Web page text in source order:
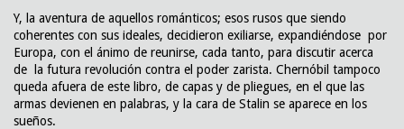
Y, la aventura de aquellos románticos; esos rusos que siendo
coherentes con sus ideales, decidieron exiliarse, expandiéndose por
Europa, con el ánimo de reunirse, cada tanto, para discutir acerca
de la futura revolución contra el poder zarista. Chernóbil tampoco
queda afuera de este libro, de capas y de pliegues, en el que las
armas devienen en palabras, y la cara de Stalin se aparece en los
sueños.